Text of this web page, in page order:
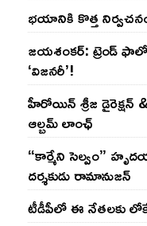
భయానికి కొత్త
జయశంకర్: ట్రెండ్‌
‘విజనరీ’!
హీరోయిన్ శ్రీజ
ఆల్బమ్ లాంఛ్
“కార్మేని సెల్వం”
దర్శకుడు రామానుజన్
టీడీపీలో ఈ నేత‌ల‌కు